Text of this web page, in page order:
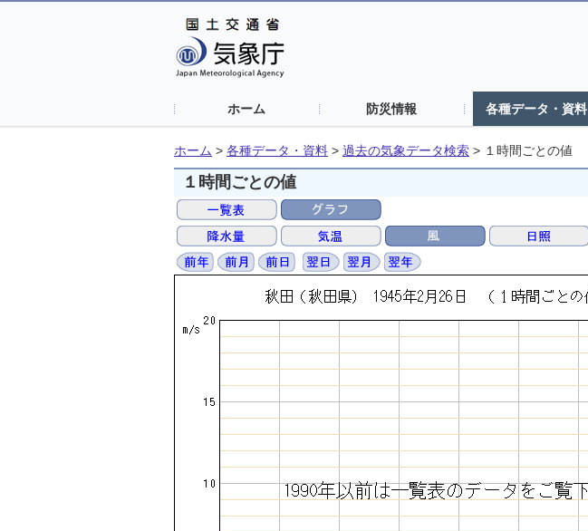
ホーム 防災情報 各種データ・資料
ホーム > 各種データ・資料 > 過去の気象データ検索 > １時間ごとの値
１時間ごとの値